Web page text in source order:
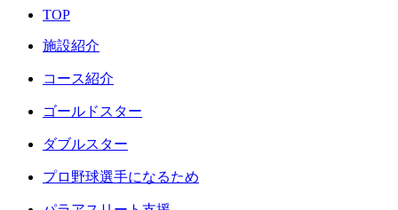
TOP
施設紹介
コース紹介
ゴールドスター
ダブルスター
プロ野球選手になるため